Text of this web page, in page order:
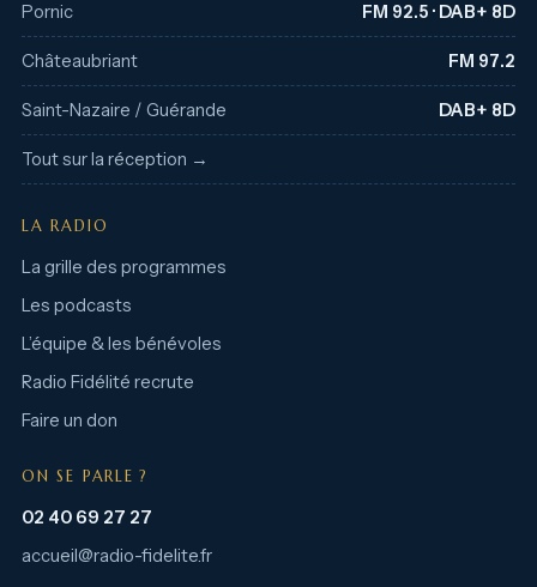
Pornic FM 92.5 · DAB+ 8D
Châteaubriant FM 97.2
Saint-Nazaire / Guérande DAB+ 8D
Tout sur la réception →
LA RADIO
La grille des programmes
Les podcasts
L’équipe & les bénévoles
Radio Fidélité recrute
Faire un don
ON SE PARLE ?
02 40 69 27 27
accueil@radio-fidelite.fr